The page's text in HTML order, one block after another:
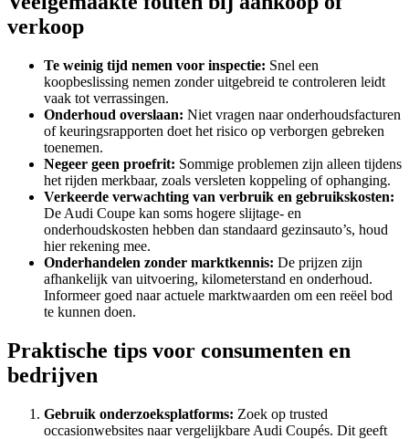
verkoop
Te weinig tijd nemen voor inspectie: Snel een
koopbeslissing nemen zonder uitgebreid te controleren leidt
vaak tot verrassingen.
Onderhoud overslaan: Niet vragen naar onderhoudsfacturen
of keuringsrapporten doet het risico op verborgen gebreken
toenemen.
Negeer geen proefrit: Sommige problemen zijn alleen tijdens
het rijden merkbaar, zoals versleten koppeling of ophanging.
Verkeerde verwachting van verbruik en gebruikskosten:
De Audi Coupe kan soms hogere slijtage- en
onderhoudskosten hebben dan standaard gezinsauto’s, houd
hier rekening mee.
Onderhandelen zonder marktkennis: De prijzen zijn
afhankelijk van uitvoering, kilometerstand en onderhoud.
Informeer goed naar actuele marktwaarden om een reëel bod
te kunnen doen.
Praktische tips voor consumenten en
bedrijven
Gebruik onderzoeksplatforms: Zoek op trusted
occasionwebsites naar vergelijkbare Audi Coupés. Dit geeft